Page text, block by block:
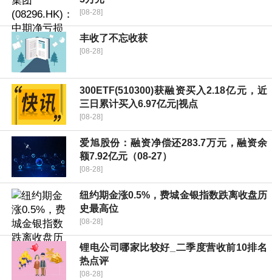
[08-28]
丰收了不忘收获
[08-28]
300ETF(510300)获融资买入2.18亿元，近
三日累计买入6.97亿元|视点
[08-28]
爱旭股份：融资净偿还283.7万元，融资余
额7.92亿元（08-27）
[08-28]
纽约期金涨0.5%，费城金银指数跌离收盘历
史最高位
[08-28]
锂电公司哪家比较好_二季度营收前10排名
热点评
[08-28]